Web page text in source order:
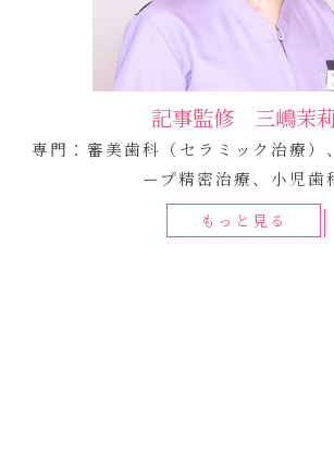
記事監修 三嶋茉
専門：審美歯科（セラミック治療）
ープ精密治療、小児歯
もっと見る